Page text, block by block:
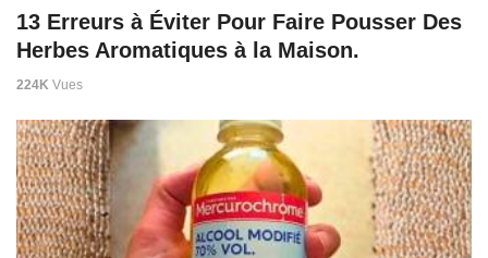
13 Erreurs à Éviter Pour Faire Pousser Des
Herbes Aromatiques à la Maison.
224K Vues